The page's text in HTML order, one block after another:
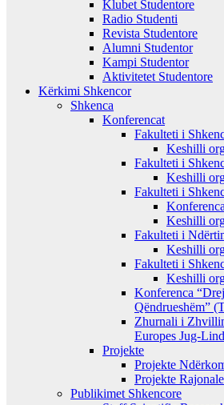
Klubet Studentore
Radio Studenti
Revista Studentore
Alumni Studentor
Kampi Studentor
Aktivitetet Studentore
Kërkimi Shkencor
Shkenca
Konferencat
Fakulteti i
Keshilli
Fakulteti i
Keshilli
Fakulteti i
Keshilli
Fakulteti i
Keshilli
Fakulteti i
Keshilli
Konferenca
Qëndrueshëm”
Zhurnali i
Europes Jug-
Projekte
Projekte
Projekte Rajonale
Publikimet Shkencore